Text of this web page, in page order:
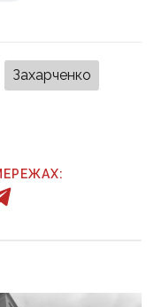
Захарченко